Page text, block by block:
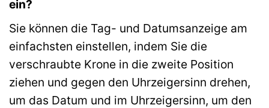
ein?
Sie können die Tag- und Datumsanzeige am
einfachsten einstellen, indem Sie die
verschraubte Krone in die zweite Position
ziehen und gegen den Uhrzeigersinn drehen,
um das Datum und im Uhrzeigersinn, um den